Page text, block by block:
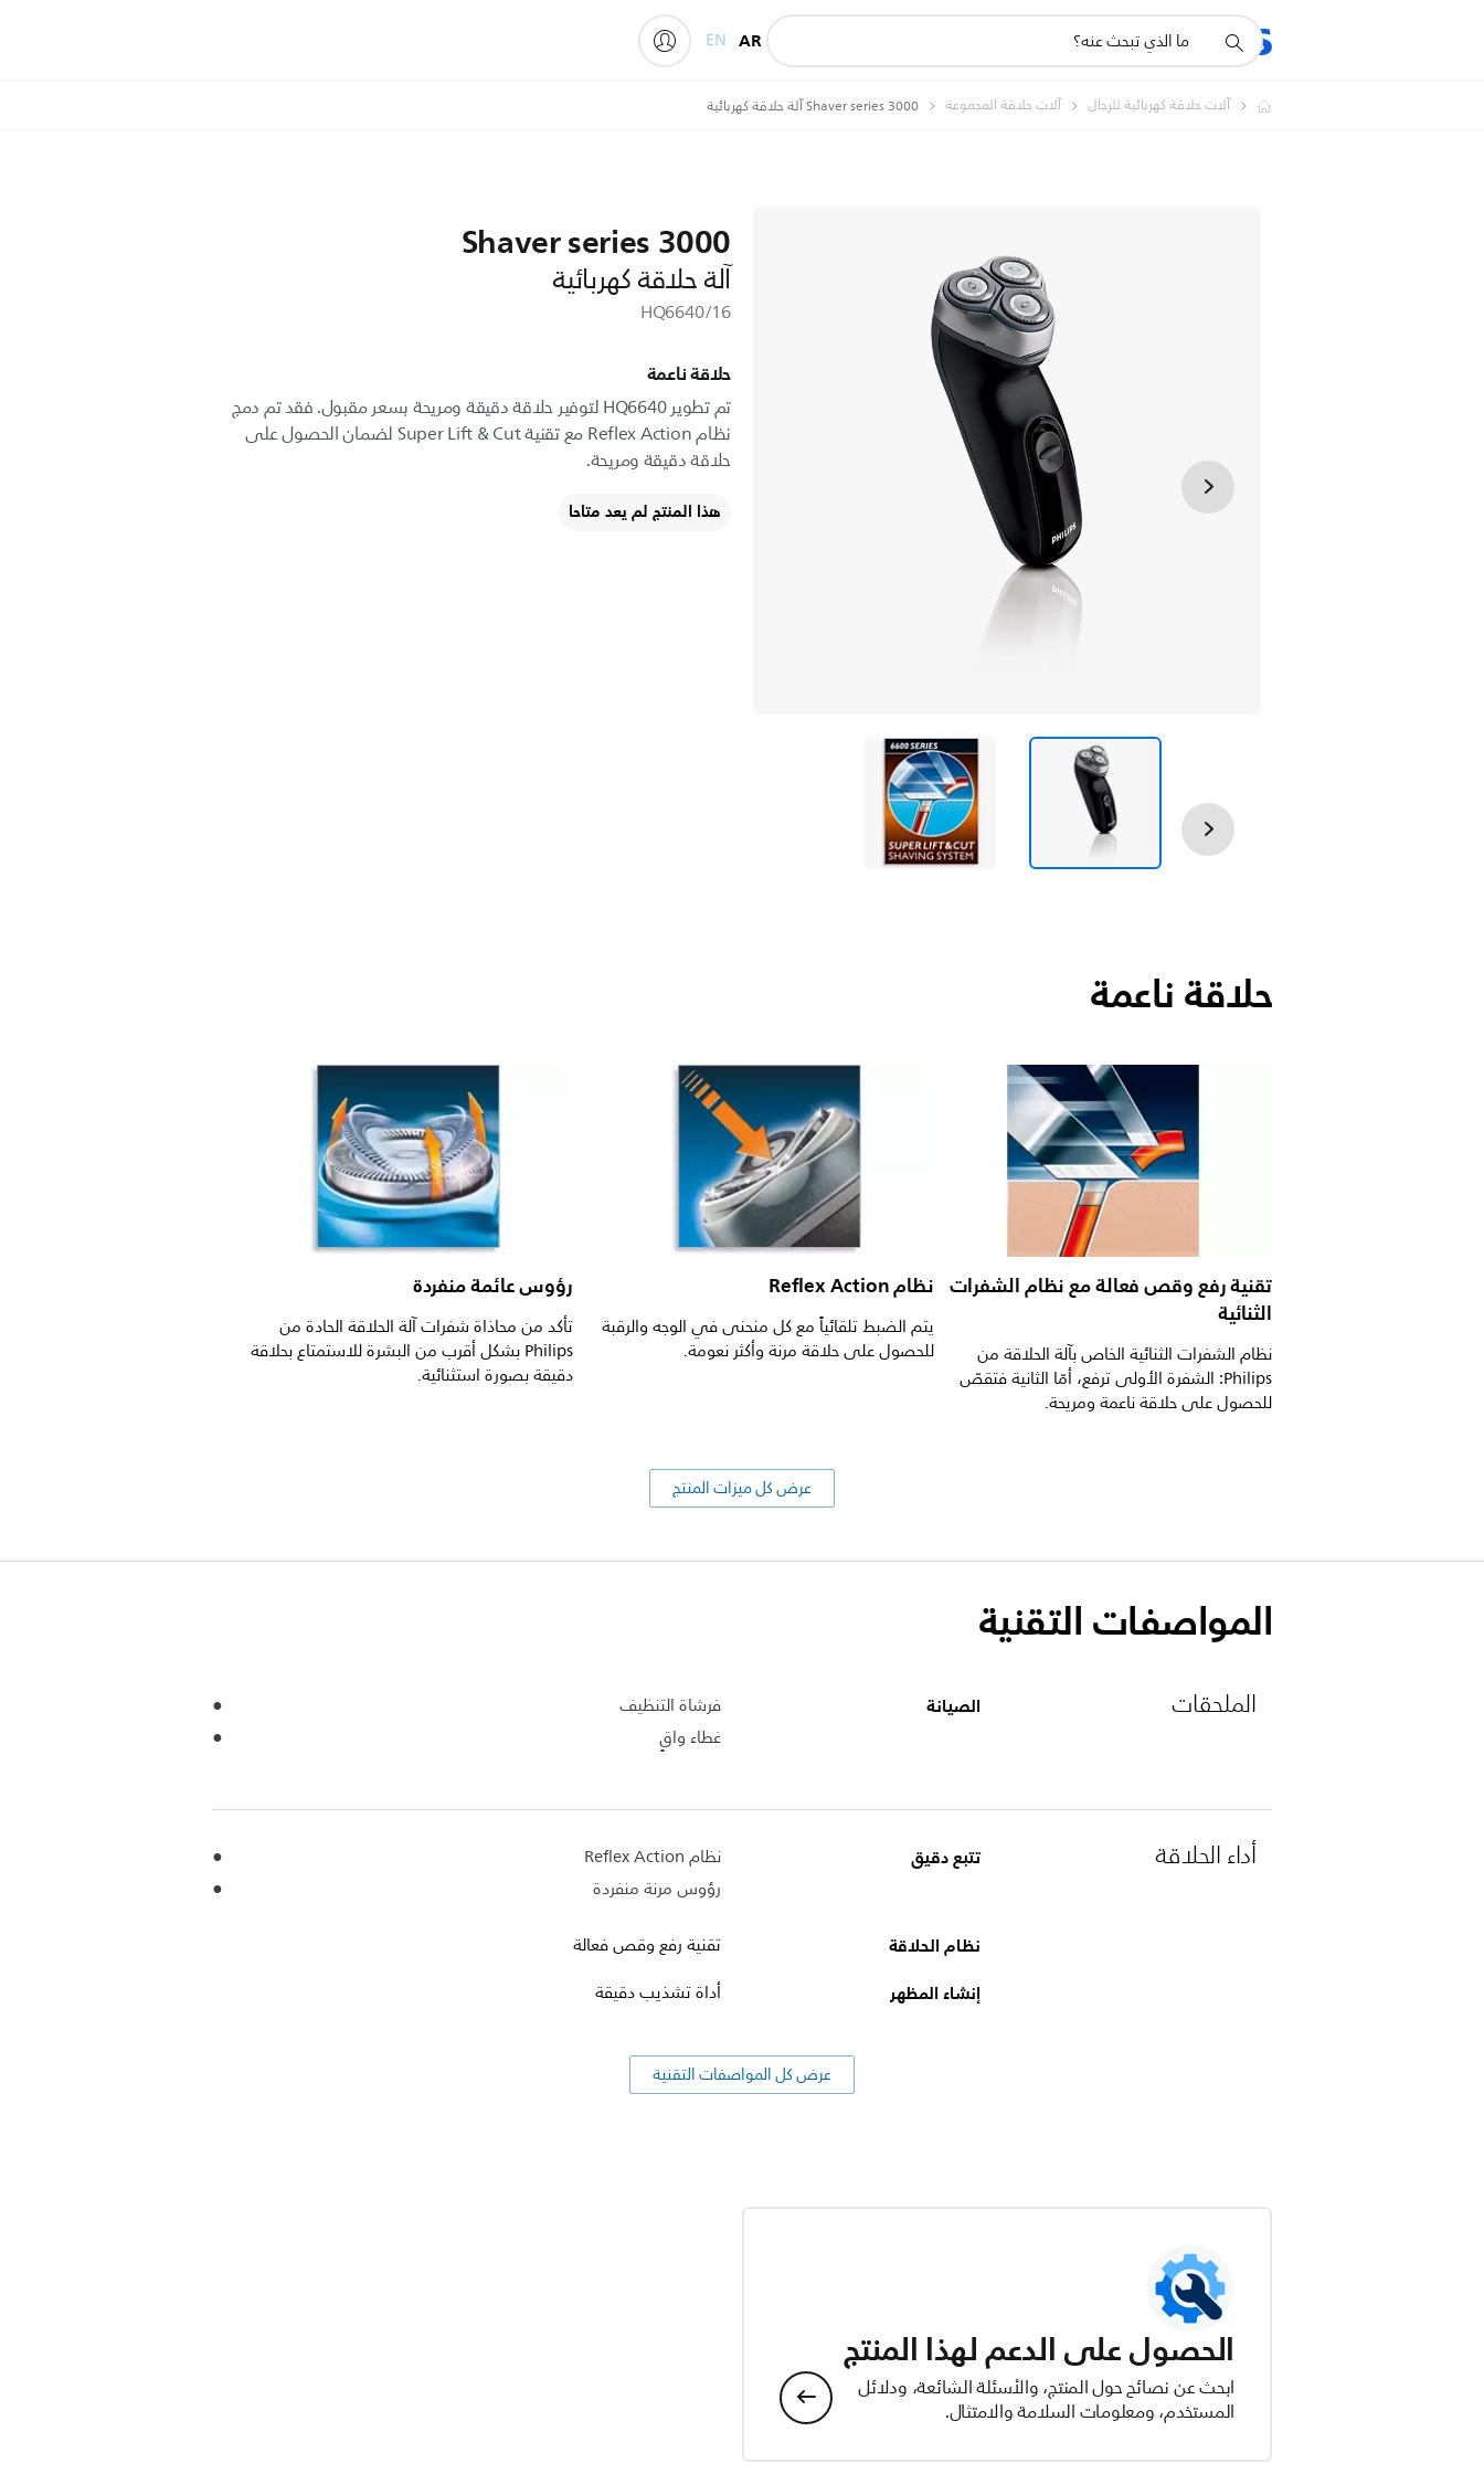
المنتجات
أيقونة
دعم
AR
EN
آلات حلاقة كهربائية للرجال آلات حلاقة المجموعة Shaver series 3000 آلة حلاقة كهربائية
Shaver series 3000
آلة حلاقة كهربائية
HQ6640/16
حلاقة ناعمة
تم تطوير HQ6640 لتوفير حلاقة دقيقة ومريحة بسعر مقبول. فقد تم دمج
نظام Reflex Action مع تقنية Super Lift & Cut لضمان الحصول على
حلاقة دقيقة ومريحة.
هذا المنتج لم يعد متاحا
حلاقة ناعمة
تقنية رفع وقص فعالة مع نظام الشفرات
الثنائية
نظام الشفرات الثنائية الخاص بآلة الحلاقة من
Philips: الشفرة الأولى ترفع، أمّا الثانية فتقصّ
للحصول على حلاقة ناعمة ومريحة.
نظام Reflex Action
يتم الضبط تلقائياً مع كل منحنى في الوجه والرقبة
للحصول على حلاقة مرنة وأكثر نعومة.
رؤوس عائمة منفردة
تأكد من محاذاة شفرات آلة الحلاقة الحادة من
Philips بشكل أقرب من البشرة للاستمتاع بحلاقة
دقيقة بصورة استثنائية.
عرض كل ميزات المنتج
المواصفات التقنية
الملحقات الصيانة
فرشاة التنظيف
غطاء واقٍ
أداء الحلاقة تتبع دقيق
نظام Reflex Action
رؤوس مرنة منفردة
نظام الحلاقة تقنية رفع وقص فعالة
إنشاء المظهر أداة تشذيب دقيقة
عرض كل المواصفات التقنية
الحصول على الدعم لهذا المنتج
ابحث عن نصائح حول المنتج، والأسئلة الشائعة، ودلائل
المستخدم، ومعلومات السلامة والامتثال.